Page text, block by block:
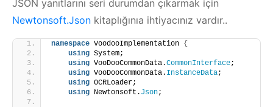
JSON yanıtlarını seri durumdan çıkarmak için
Newtonsoft.Json kitaplığınıa ihtiyacınız vardır..
namespace VoodooImplementation {
using System;
using VooDooCommonData.CommonInterface;
using VooDooCommonData. InstanceData;
using OCRLoader;
using Newtonsoft. Json;